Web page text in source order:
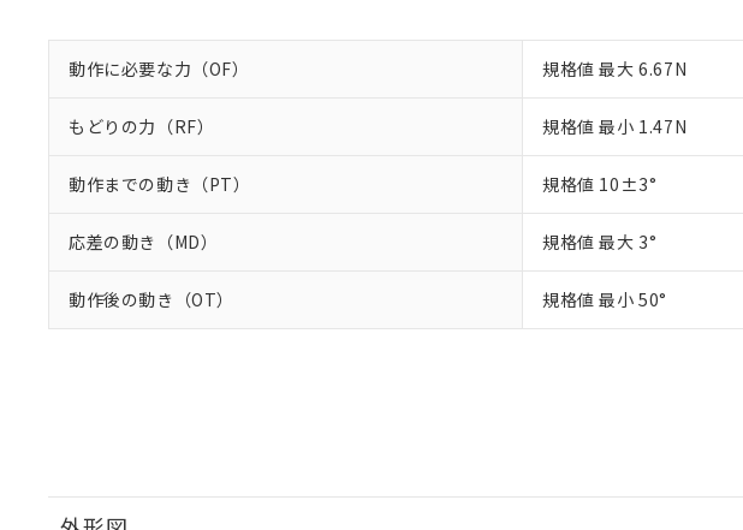
動作に必要な力（OF） 規格値 最大 6.67N
もどりの力（RF） 規格値 最小 1.47N
動作までの動き（PT） 規格値 10±3°
応差の動き（MD） 規格値 最大 3°
動作後の動き（OT） 規格値 最小 50°